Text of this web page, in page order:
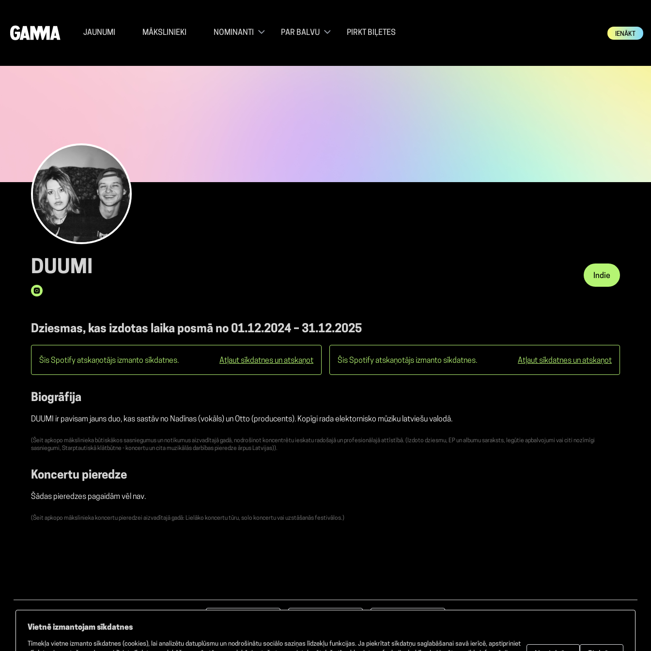
JAUNUMI MĀKSLINIEKI NOMINANTI PAR BALVU PIRKT BIĻETES IENĀKT
DUUMI Indie
Dziesmas, kas izdotas laika posmā no 01.12.2024 – 31.12.2025
Šis Spotify atskaņotājs izmanto sīkdatnes. Atļaut sīkdatnes un atskaņot Šis Spotify atskaņotājs izmanto sīkdatnes. Atļaut sīkdatnes un atskaņot
Biogrāfija
DUUMI ir pavisam jauns duo, kas sastāv no Nadīnas (vokāls) un Otto (producents). Kopīgi rada elektornisko mūziku latviešu valodā.
(Šeit apkopo mākslinieka būtiskākos sasniegumus un notikumus aizvadītajā gadā, nodrošinot koncentrētu ieskatu radošajā un profesionālajā attīstībā. (Izdoto dziesmu, EP un albumu saraksts, Iegūtie apbalvojumi vai citi nozīmīgi
sasniegumi, Starptautiskā klātbūtne - koncertu un cita muzikālās darbības pieredze ārpus Latvijas)).
Koncertu pieredze
Šādas pieredzes pagaidām vēl nav.
(Šeit apkopo mākslinieka koncertu pieredzei aizvadītajā gadā: Lielāko koncertu tūru, solo koncertu vai uzstāšanās festivālos.)
Vietnē izmantojam sīkdatnes
Tīmekļa vietne izmanto sīkdatnes (cookies), lai analizētu datuplūsmu un nodrošinātu sociālo saziņas līdzekļu funkcijas. Ja piekrītat sīkdatņu saglabāšanai savā ierīcē, apstipriniet